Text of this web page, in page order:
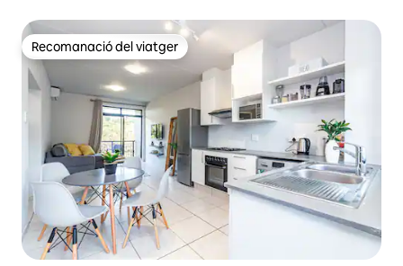
Recomanació del viatger
Recomanació del viatger